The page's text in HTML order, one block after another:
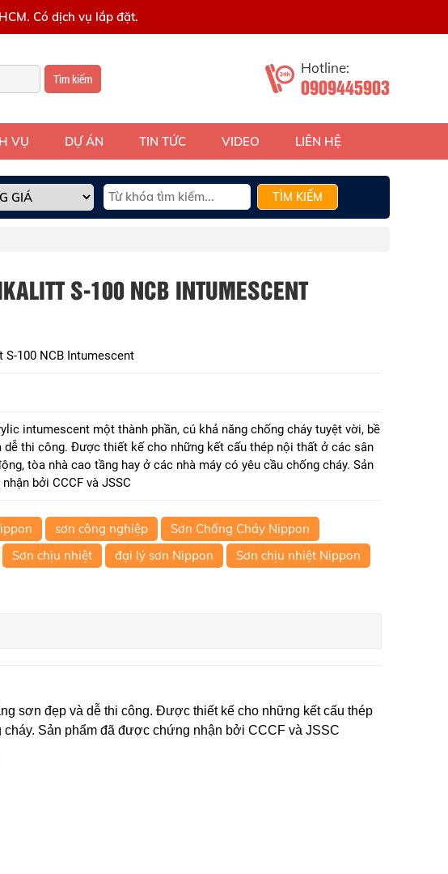
Có dịch vụ lắp đặt.
Tìm kiếm
Hotline:
0909445903
VỤ DỰ ÁN TIN TỨC VIDEO LIÊN HỆ
TÌM KIẾM
S-100 NCB INTUMESCENT
S-100 NCB Intumescent
intumescent một thành phần, cú khả năng chống cháy tuyệt vời, bề
dễ thi công. Được thiết kế cho những kết cấu thép nội thất ở các sân
tòa nhà cao tầng hay ở các nhà máy có yêu cầu chống cháy. Sản
bởi CCCF và JSSC
sơn công nghiệp
Sơn Chống Cháy Nippon
Sơn chịu nhiệt đại lý sơn Nippon
Sơn chịu nhiệt Nippon
sơn đẹp và dễ thi công. Được thiết kế cho những kết cấu thép
cháy. Sản phẩm đã được chứng nhận bởi CCCF và JSSC